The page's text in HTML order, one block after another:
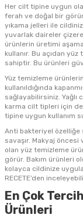
Her cilt tipine uygun
ferah ve doğal bir
yıkama jelleri ile
yuvarlak daireler
ürünlerin üretimi
kullanır. Bu açıdan
sahiptir. Bu ürünleri
Yüz temizleme
kullanıldığında
sağlayabilirsiniz. Yağlı
karma cilt tipleri için
tipine uygun kullanım
Anti bakteriyel
savaşır. Makyaj
olan yüz temizleme
görür. Bakım ürünleri
kolayca cildinize
RECETE’den
En Çok
Ürünleri